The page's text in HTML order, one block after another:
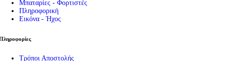
Τροφοδοτικά Πάγκου
Μπαταρίες - Φορτιστές
Πληροφορική
Εικόνα - Ήχος
Τρόποι Αποστολής